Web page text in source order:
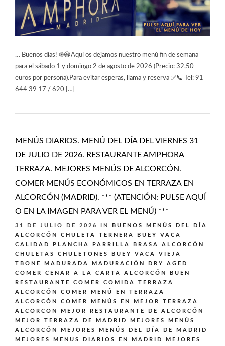
… Buenos días! ☀️😀Aquí os dejamos nuestro menú fin de semana
para el sábado 1 y domingo 2 de agosto de 2026 (Precio: 32,50
euros por persona).Para evitar esperas, llama y reserva ✅📞 Tel: 91
644 39 17 / 620 […]
MENÚS DIARIOS. MENÚ DEL DÍA DEL VIERNES 31
DE JULIO DE 2026. RESTAURANTE AMPHORA
TERRAZA. MEJORES MENÚS DE ALCORCÓN.
COMER MENÚS ECONÓMICOS EN TERRAZA EN
ALCORCÓN (MADRID). *** (ATENCIÓN: PULSE AQUÍ
O EN LA IMAGEN PARA VER EL MENÚ) ***
31 DE JULIO DE 2026 IN
BUENOS MENÚS DEL DÍA
ALCORCÓN
CHULETA TERNERA BUEY VACA
CALIDAD PLANCHA PARRILLA BRASA ALCORCÓN
CHULETAS CHULETONES BUEY VACA VIEJA
TBONE MADURADA MADURACIÓN DRY AGED
COMER CENAR A LA CARTA ALCORCÓN BUEN
RESTAURANTE
COMER COMIDA TERRAZA
ALCORCÓN
COMER MENÚ EN TERRAZA
ALCORCÓN
COMER MENÚS EN MEJOR TERRAZA
ALCORCON
MEJOR RESTAURANTE DE ALCORCÓN
MEJOR TERRAZA DE MADRID
MEJORES MENÚS
ALCORCÓN
MEJORES MENÚS DEL DÍA DE MADRID
MEJORES MENUS DIARIOS EN MADRID
MEJORES